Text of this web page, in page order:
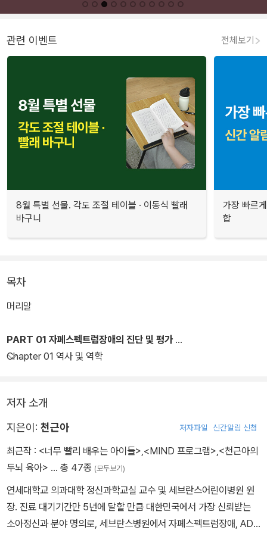
관련 이벤트 전체보기
8월 특별 선물. 각도 조절 테이블 · 이동식 빨래
바구니
가장 빠르
합
목차
머리말
PART 01 자폐스펙트럼장애의 진단 및 평가
Chapter 01 역사 및 역학
저자 소개
지은이: 천근아 저자파일 신간알림 신청
최근작 : <너무 빨리 배우는 아이들>,<MIND 프로그램>,<천근아의
두뇌 육아> … 총 47종 (모두보기)
연세대학교 의과대학 정신과학교실 교수 및 세브란스어린이병원 원
장. 진료 대기기간만 5년에 달할 만큼 대한민국에서 가장 신뢰받는
소아정신과 분야 명의로, 세브란스병원에서 자폐스펙트럼장애, ADH